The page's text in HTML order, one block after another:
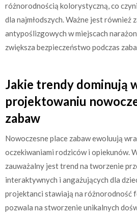
różnorodnością kolorystyczną, co
dla najmłodszych. Ważne jest również
antypoślizgowych w miejscach
zwiększa bezpieczeństwo podczas
Jakie trendy dominują
projektowaniu
zabaw
Nowoczesne place zabaw ewoluują
oczekiwaniami rodziców i opiekunów.
zauważalny jest trend na tworzenie
interaktywnych i angażujących dla
projektanci stawiają na różnorodność
pozwala na stworzenie unikalnych